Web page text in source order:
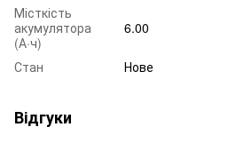
Місткість
акумулятора
(А·ч)
6.00
Стан Нове
Відгуки